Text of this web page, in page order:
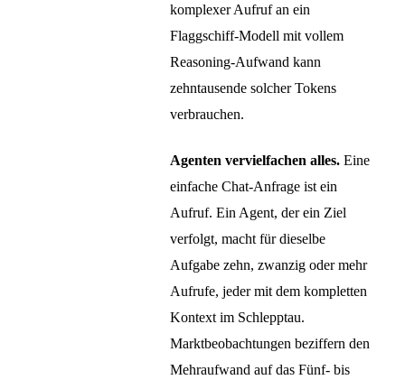
komplexer Aufruf an ein
Flaggschiff-Modell mit vollem
Reasoning-Aufwand kann
zehntausende solcher Tokens
verbrauchen.
Agenten vervielfachen alles. Eine
einfache Chat-Anfrage ist ein
Aufruf. Ein Agent, der ein Ziel
verfolgt, macht für dieselbe
Aufgabe zehn, zwanzig oder mehr
Aufrufe, jeder mit dem kompletten
Kontext im Schlepptau.
Marktbeobachtungen beziffern den
Mehraufwand auf das Fünf- bis